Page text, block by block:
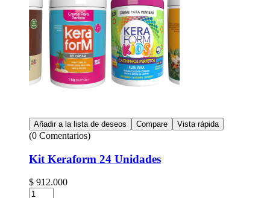
Añadir a la lista de deseos Compare Vista rápida
(0 Comentarios)
Kit Keraform 24 Unidades
$ 912.000
Cantidad: